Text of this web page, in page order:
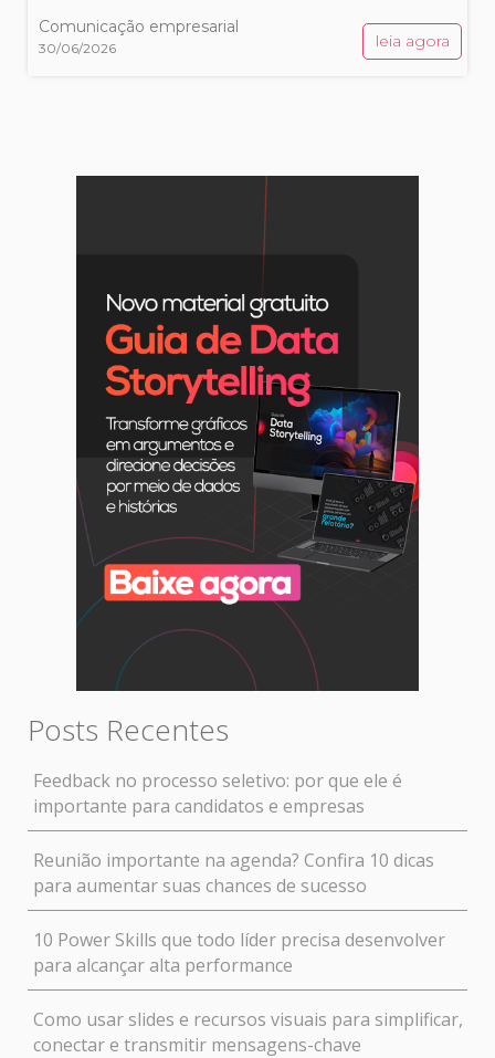
Comunicação empresarial
30/06/2026 leia agora
Posts Recentes
Feedback no processo seletivo: por que ele é
importante para candidatos e empresas
Reunião importante na agenda? Confira 10 dicas
para aumentar suas chances de sucesso
10 Power Skills que todo líder precisa desenvolver
para alcançar alta performance
Como usar slides e recursos visuais para simplificar,
conectar e transmitir mensagens-chave